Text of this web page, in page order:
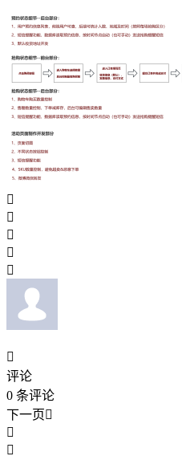






评论
0 条评论
下一页

